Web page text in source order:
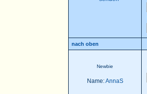
nach oben
Newbie
Name:AnnaS